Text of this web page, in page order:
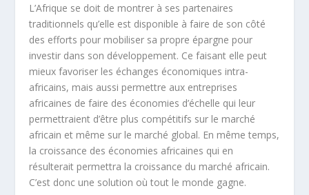
L’Afrique se doit de montrer à ses partenaires
traditionnels qu’elle est disponible à faire de son côté
des efforts pour mobiliser sa propre épargne pour
investir dans son développement. Ce faisant elle peut
mieux favoriser les échanges économiques intra-
africains, mais aussi permettre aux entreprises
africaines de faire des économies d’échelle qui leur
permettraient d’être plus compétitifs sur le marché
africain et même sur le marché global. En même temps,
la croissance des économies africaines qui en
résulterait permettra la croissance du marché africain.
C’est donc une solution où tout le monde gagne.